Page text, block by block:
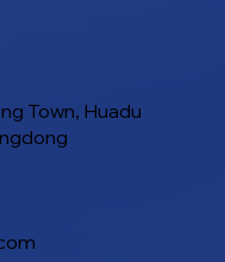
Town, Huadu